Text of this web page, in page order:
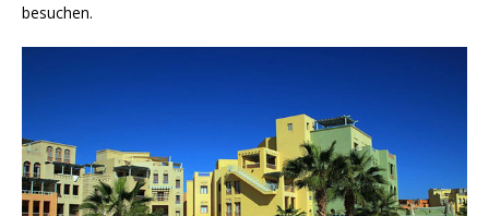
besuchen.